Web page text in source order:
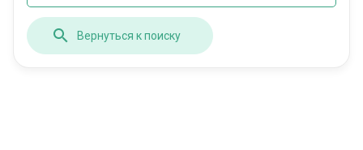
Вернуться к поиску